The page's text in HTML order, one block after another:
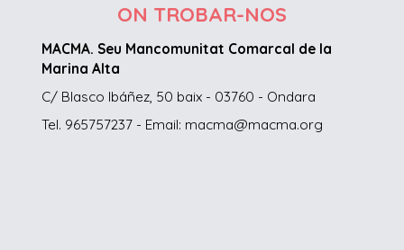
ON TROBAR-NOS
MACMA. Seu Mancomunitat Comarcal de la
Marina Alta
C/ Blasco Ibáñez, 50 baix - 03760 - Ondara
Tel. 965757237 - Email: macma@macma.org